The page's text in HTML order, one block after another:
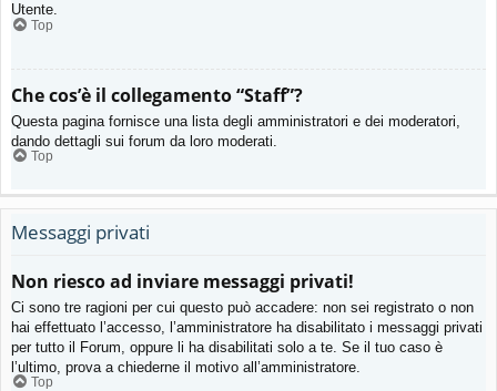
Utente.
Top
Che cos’è il collegamento “Staff”?
Questa pagina fornisce una lista degli amministratori e dei moderatori,
dando dettagli sui forum da loro moderati.
Top
Messaggi privati
Non riesco ad inviare messaggi privati!
Ci sono tre ragioni per cui questo può accadere: non sei registrato o non
hai effettuato l’accesso, l’amministratore ha disabilitato i messaggi privati
per tutto il Forum, oppure li ha disabilitati solo a te. Se il tuo caso è
l’ultimo, prova a chiederne il motivo all’amministratore.
Top